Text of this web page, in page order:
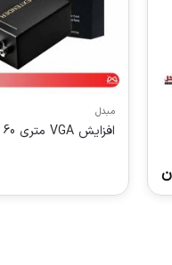
مبدل
افزایش VGA متری 60